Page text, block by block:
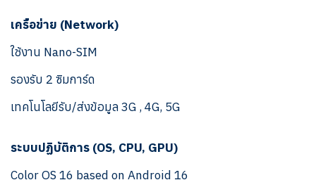
เครือข่าย (Network)
ใช้งาน Nano-SIM
รองรับ 2 ซิมการ์ด
เทคโนโลยีรับ/ส่งข้อมูล 3G , 4G, 5G
ระบบปฏิบัติการ (OS, CPU, GPU)
Color OS 16 based on Android 16